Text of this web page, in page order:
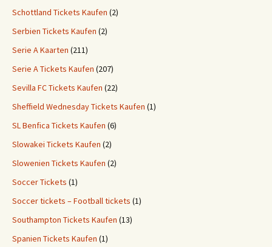
Schottland Tickets Kaufen (2)
Serbien Tickets Kaufen (2)
Serie A Kaarten (211)
Serie A Tickets Kaufen (207)
Sevilla FC Tickets Kaufen (22)
Sheffield Wednesday Tickets Kaufen (1)
SL Benfica Tickets Kaufen (6)
Slowakei Tickets Kaufen (2)
Slowenien Tickets Kaufen (2)
Soccer Tickets (1)
Soccer tickets – Football tickets (1)
Southampton Tickets Kaufen (13)
Spanien Tickets Kaufen (1)